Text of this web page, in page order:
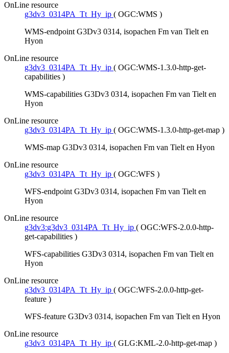
OnLine resource
g3dv3_0314PA_Tt_Hy_ip ( OGC:WMS )
WMS-endpoint G3Dv3 0314, isopachen Fm van Tielt en
Hyon
OnLine resource
g3dv3_0314PA_Tt_Hy_ip ( OGC:WMS-1.3.0-http-get-
capabilities )
WMS-capabilities G3Dv3 0314, isopachen Fm van Tielt en
Hyon
OnLine resource
g3dv3_0314PA_Tt_Hy_ip ( OGC:WMS-1.3.0-http-get-map )
WMS-map G3Dv3 0314, isopachen Fm van Tielt en Hyon
OnLine resource
g3dv3_0314PA_Tt_Hy_ip ( OGC:WFS )
WFS-endpoint G3Dv3 0314, isopachen Fm van Tielt en
Hyon
OnLine resource
g3dv3:g3dv3_0314PA_Tt_Hy_ip ( OGC:WFS-2.0.0-http-
get-capabilities )
WFS-capabilities G3Dv3 0314, isopachen Fm van Tielt en
Hyon
OnLine resource
g3dv3_0314PA_Tt_Hy_ip ( OGC:WFS-2.0.0-http-get-
feature )
WFS-feature G3Dv3 0314, isopachen Fm van Tielt en Hyon
OnLine resource
g3dv3_0314PA_Tt_Hy_ip ( GLG:KML-2.0-http-get-map )